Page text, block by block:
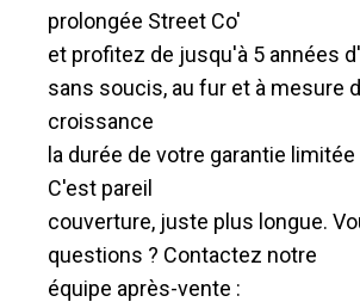
prolongée Street Co'
et profitez de jusqu'à 5 années
sans soucis, au fur et à mesure
croissance
la durée de votre garantie
C'est pareil
couverture, juste plus longue.
questions ? Contactez notre
équipe après-vente :